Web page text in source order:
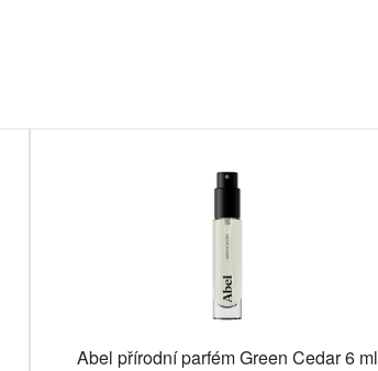
Abel přírodní parfém Green Cedar 6 ml